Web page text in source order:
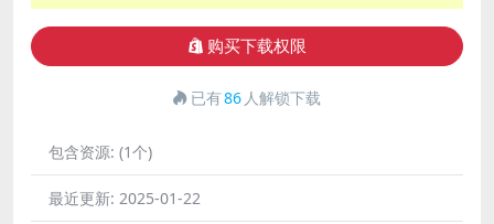
购买下载权限
已有86 人解锁下载
包含资源: (1个)
最近更新: 2025-01-22